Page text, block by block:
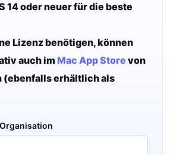
14 oder neuer für die beste
Lizenz benötigen, können
auch im Mac App Store von
(ebenfalls erhältlich als